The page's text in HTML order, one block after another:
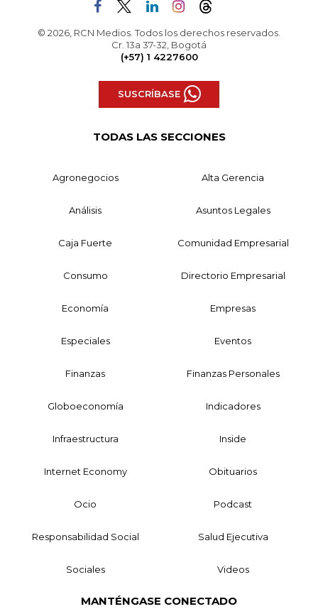
© 2026, RCN Medios. Todos los derechos reservados.
Cr. 13a 37-32, Bogotá
(+57) 1 4227600
SUSCRÍBASE
TODAS LAS SECCIONES
Agronegocios Alta Gerencia
Análisis Asuntos Legales
Caja Fuerte Comunidad Empresarial
Consumo Directorio Empresarial
Economía Empresas
Especiales Eventos
Finanzas Finanzas Personales
Globoeconomía Indicadores
Infraestructura Inside
Internet Economy Obituarios
Ocio Podcast
Responsabilidad Social Salud Ejecutiva
Sociales Videos
MANTÉNGASE CONECTADO